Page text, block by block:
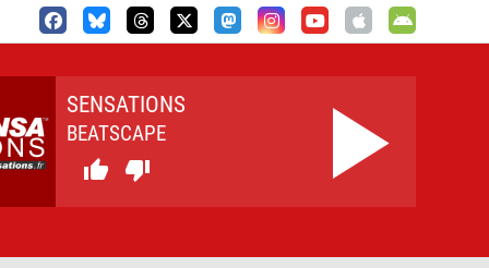
SENSATIONS
BEATSCAPE
 